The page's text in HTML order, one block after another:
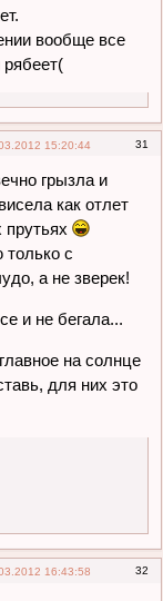
вообще все
рябеет(
31
15:20:44
грызла и
как отлет
прутьях
только с
а не зверек!
и не бегала...
на солнце
для них это
32
16:43:58